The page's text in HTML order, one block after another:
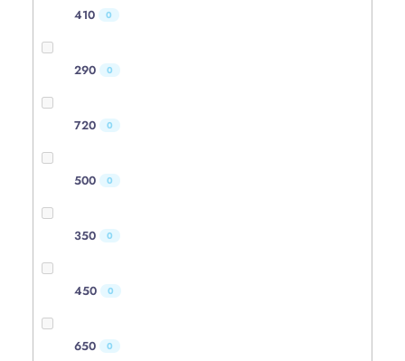
410 0
290 0
720 0
500 0
350 0
450 0
650 0